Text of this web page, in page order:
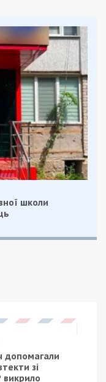
товару. Керівник
додаткову
і сушіння,
установа
гривень
підозру за ч. 5
(розтрата
службовим
стану в
триває за
оперативного